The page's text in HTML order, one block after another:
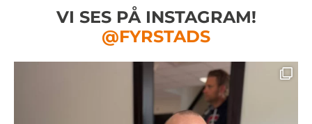
VI SES PÅ INSTAGRAM!
@FYRSTADS